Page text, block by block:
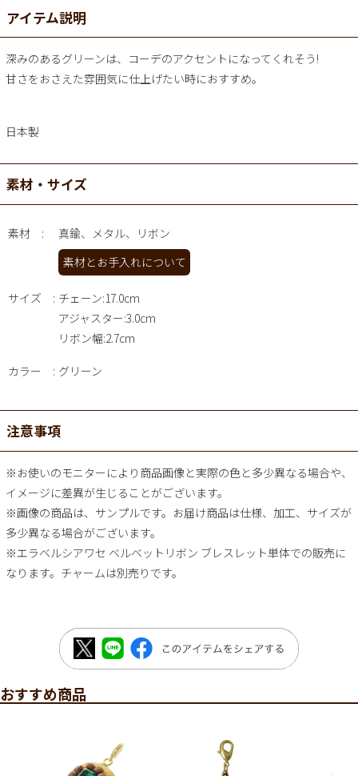
アイテム説明
深みのあるグリーンは、コーデのアクセントになってくれそう!
甘さをおさえた雰囲気に仕上げたい時におすすめ。
日本製
素材・サイズ
素材
真鍮、メタル、リボン
素材とお手入れについて
サイズ
チェーン:17.0cm
アジャスター:3.0cm
リボン幅:2.7cm
カラー グリーン
注意事項
※お使いのモニターにより商品画像と実際の色と多少異なる場合や、
イメージに差異が生じることがございます。
※画像の商品は、サンプルです。お届け商品は仕様、加工、サイズが
多少異なる場合がございます。
※エラベルシアワセ ベルベットリボン ブレスレット単体での販売に
なります。チャームは別売りです。
おすすめ商品